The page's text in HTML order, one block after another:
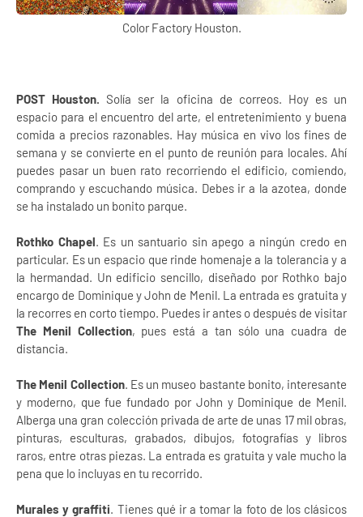
Color Factory Houston.
POST Houston. Solía ser la oficina de correos. Hoy es un
espacio para el encuentro del arte, el entretenimiento y buena
comida a precios razonables. Hay música en vivo los fines de
semana y se convierte en el punto de reunión para locales. Ahí
puedes pasar un buen rato recorriendo el edificio, comiendo,
comprando y escuchando música. Debes ir a la azotea, donde
se ha instalado un bonito parque.
Rothko Chapel. Es un santuario sin apego a ningún credo en
particular. Es un espacio que rinde homenaje a la tolerancia y a
la hermandad. Un edificio sencillo, diseñado por Rothko bajo
encargo de Dominique y John de Menil. La entrada es gratuita y
la recorres en corto tiempo. Puedes ir antes o después de visitar
The Menil Collection, pues está a tan sólo una cuadra de
distancia.
The Menil Collection. Es un museo bastante bonito, interesante
y moderno, que fue fundado por John y Dominique de Menil.​
Alberga una gran colección privada de arte de unas 17 mil obras,
pinturas, esculturas, grabados, dibujos, fotografías y libros
raros, entre otras piezas. La entrada es gratuita y vale mucho la
pena que lo incluyas en tu recorrido.
Murales y graffiti. Tienes qué ir a tomar la foto de los clásicos